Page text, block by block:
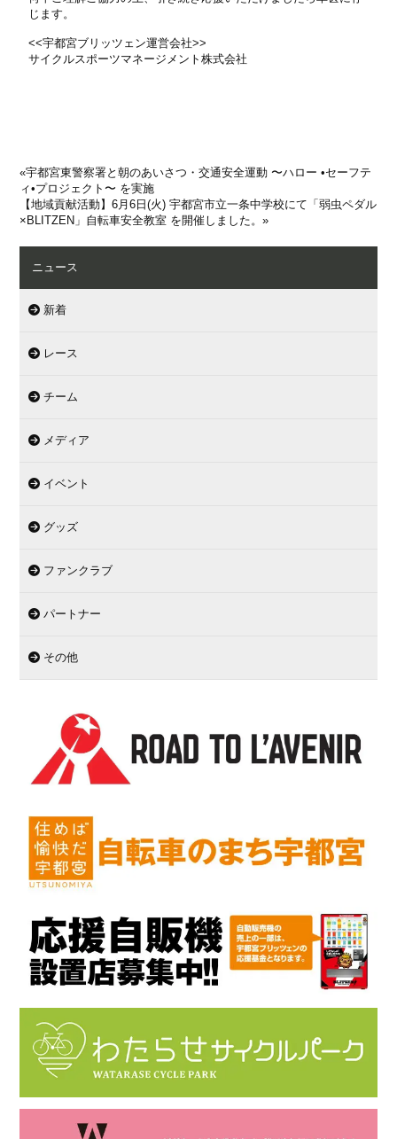
じます。
<<宇都宮ブリッツェン運営会社>>
サイクルスポーツマネージメント株式会社
«宇都宮東警察署と朝のあいさつ・交通安全運動 〜ハロー •セーフテ
ィ•プロジェクト〜 を実施
【地域貢献活動】6月6日(火) 宇都宮市立一条中学校にて「弱虫ペダル
×BLITZEN」自転車安全教室 を開催しました。»
ニュース
新着
レース
チーム
メディア
イベント
グッズ
ファンクラブ
パートナー
その他